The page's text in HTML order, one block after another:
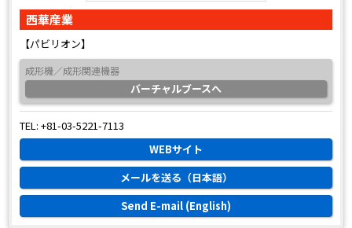
西華産業
【パビリオン】
成形機／成形関連機器
バーチャルブースへ
TEL: +81-03-5221-7113
WEBサイト
メールを送る（日本語）
Send E-mail (English)